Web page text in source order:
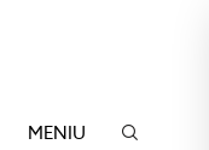
MENIU